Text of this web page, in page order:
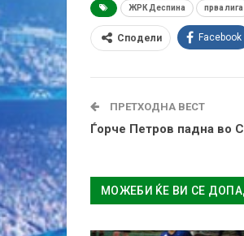
ЖРК Деспина прва лига
Сподели Facebook
ПРЕТХОДНА ВЕСТ
Ѓорче Петров падна во
МОЖЕБИ ЌЕ ВИ СЕ